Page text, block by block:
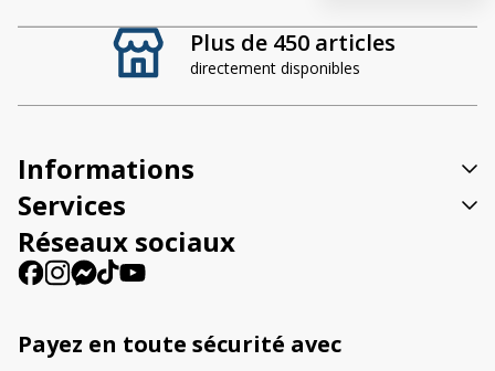
Plus de 450 articles
directement disponibles
t
v
e
Informations
Services
Réseaux sociaux
Payez en toute sécurité avec